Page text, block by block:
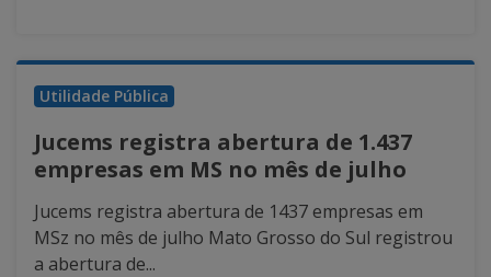
Utilidade Pública
Jucems registra abertura de 1.437
empresas em MS no mês de julho
Jucems registra abertura de 1437 empresas em
MSz no mês de julho Mato Grosso do Sul registrou
a abertura de...